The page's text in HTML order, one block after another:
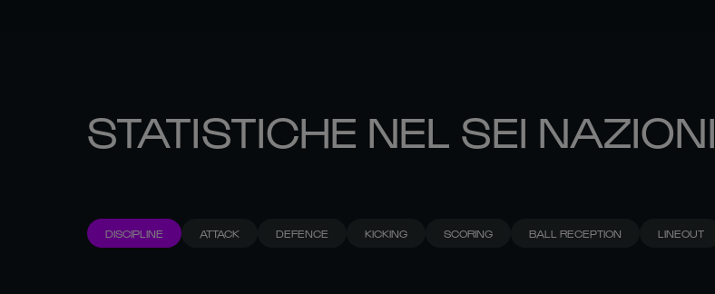
STATISTICHE NEL SEI NAZIONI
DISCIPLINE ATTACK DEFENCE KICKING SCORING BALL RECEPTION LINEOUT